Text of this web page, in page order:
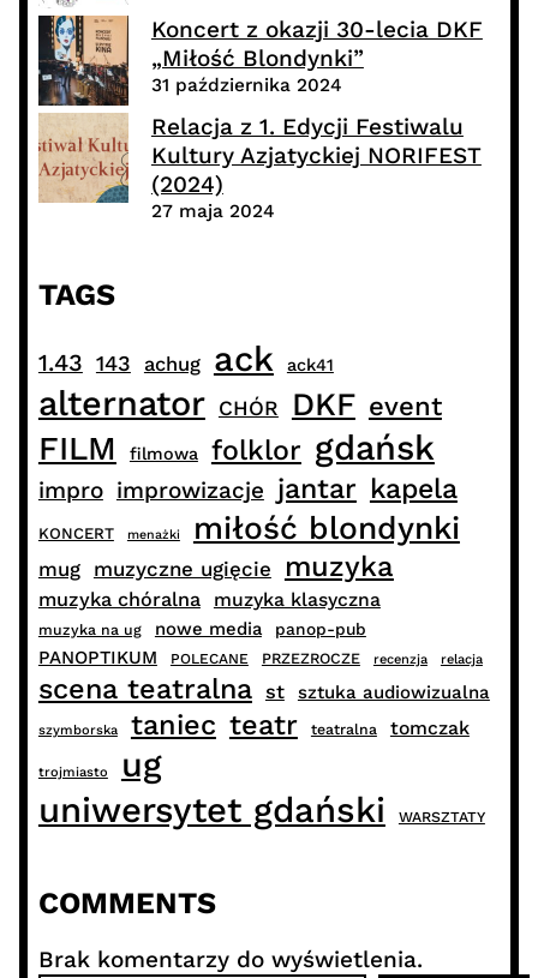
Koncert z okazji 30-lecia DKF
„Miłość Blondynki”
31 października 2024
Relacja z 1. Edycji Festiwalu
Kultury Azjatyckiej NORIFEST
(2024)
27 maja 2024
TAGS
1.43 143 achug ack ack41
alternator CHÓR DKF event
FILM filmowa folklor gdańsk
impro improwizacje jantar kapela
KONCERT menażki miłość blondynki
mug muzyczne ugięcie muzyka
muzyka chóralna muzyka klasyczna
muzyka na ug nowe media panop-pub
PANOPTIKUM POLECANE PRZEZROCZE recenzja relacja
scena teatralna st sztuka audiowizualna
szymborska taniec teatr teatralna tomczak
trojmiasto
ug
uniwersytet gdański
WARSZTATY
COMMENTS
Brak komentarzy do wyświetlenia.